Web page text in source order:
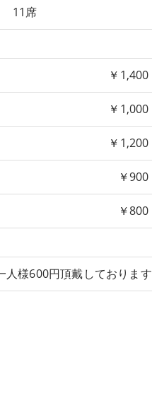
11席
￥1,400
￥1,000
￥1,200
￥900
￥800
様600円頂戴しております